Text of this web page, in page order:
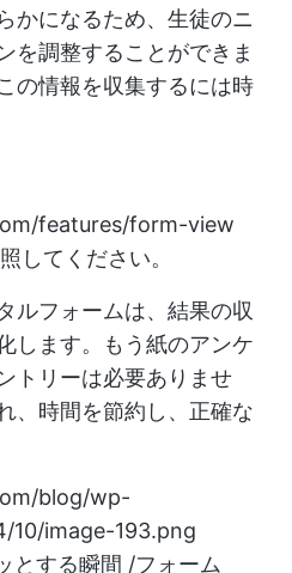
かになるため、生徒のニ
を調整することができま
の情報を収集するには時
features/form-view
してください。
ルフォームは、結果の収
します。もう紙のアンケ
トリーは必要ありませ
、時間を節約し、正確な
blog/wp-
10/image-193.png
とする瞬間 /フォーム